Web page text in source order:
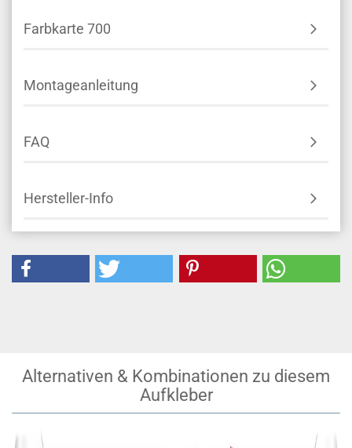
Farbkarte 700
Montageanleitung
FAQ
Hersteller-Info
Alternativen & Kombinationen zu diesem
Aufkleber